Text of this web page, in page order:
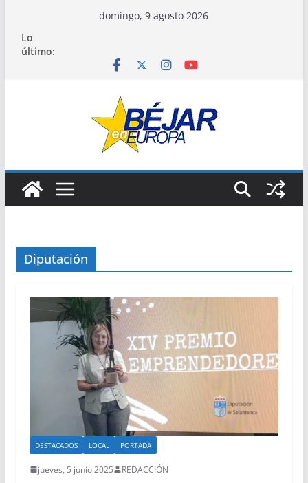
contenido
domingo, 9 agosto 2026
Lo
último:
Diputación
DESTACADOS LOCAL PORTADA
jueves, 5 junio 2025 REDACCIÓN